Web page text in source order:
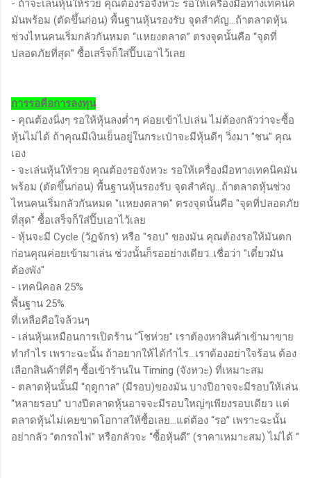
- ถ้าจะเล่นหุ้นให้รวย คุณต้องรอจังหวะ รอให้เครื่องมือทางเทคนิค
มันพร้อม (ตัดขึ้นก่อน) พื้นฐานหุ้นรองรับ จุดสำคัญ…ถ้าตลาดหุ้น
ช่วงไหนคนเริ่มกลัวกันหมด “แหยงตลาด” ตรงจุดนั้นคือ “จุดที่
ปลอดภัยที่สุด” ซื้อเสร็จก็ใส่ปี๊บเอาไว้เลย
การรอคือการลงทุน
- คุณต้องนิ่งๆ รอให้หุ้นลงต่ำๆ ค่อยเข้าไปเล่น ไม่ต้องกลัวว่าจะซื้อ
หุ้นไม่ได้ ถ้าคุณมีเงินเย็นอยู่ในกระเป๋าจะมีหุ้นดีๆ วิ่งมา "ชน" คุณ
เอง
- จะเล่นหุ้นให้รวย คุณต้องรอจังหวะ รอให้เครื่องมือทางเทคนิคมัน
พร้อม (ตัดขึ้นก่อน) พื้นฐานหุ้นรองรับ จุดสำคัญ...ถ้าตลาดหุ้นช่วง
ไหนคนเริ่มกลัวกันหมด "แหยงตลาด" ตรงจุดนั้นคือ "จุดที่ปลอดภัย
ที่สุด" ซื้อเสร็จก็ใส่ปี๊บเอาไว้เลย
- หุ้นจะมี Cycle (วัฏจักร) หรือ "รอบ" ของมัน คุณต้องรอให้มันตก
ก่อนคุณค่อยเข้ามาเล่น ช่วงนั้นก็รออย่างเดียว..เชื่อว่า "เดี๋ยวมัน
ต้องพัง"
- เทคนิคอล 25%
พื้นฐาน 25%
ที่เหลือคือใจล้วนๆ
- เล่นหุ้นเหมือนการเปิดร้าน "โชห่วย" เราต้องหาสินค้าเข้ามาขาย
ทำกำไร เพราะฉะนั้น ถ้าอยากให้ได้กำไร...เราต้องอย่าใจร้อน ต้อง
เลือกสินค้าที่ดีๆ ซื้อเข้าร้านใน Timing (จังหวะ) ที่เหมาะสม
- ตลาดหุ้นนั้นมี “ฤดูกาล” (มีรอบ)ของมัน บางปีอาจจะมีรอบให้เล่น
“หลายรอบ” บางปีตลาดหุ้นอาจจะมีรอบใหญ่ๆเพียงรอบเดียว แต่
ตลาดหุ้นไม่เคยขาดโอกาสให้ซื้อเลย…แต่ต้อง “รอ” เพราะฉะนั้น
อย่ากลัว “ตกรถไฟ” หรือกลัวจะ “ซื้อหุ้นดี” (ราคาเหมาะสม) ไม่ได้ “